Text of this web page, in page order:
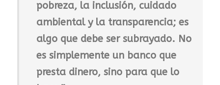
pobreza, la inclusión, cuidado
ambiental y la transparencia; es
algo que debe ser subrayado. No
es simplemente un banco que
presta dinero, sino para que lo